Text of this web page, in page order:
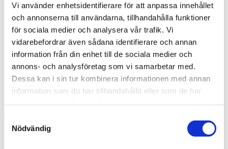
Vi använder enhetsidentifierare för att anpassa innehållet
och annonserna till användarna, tillhandahålla funktioner
för sociala medier och analysera vår trafik. Vi
vidarebefordrar även sådana identifierare och annan
information från din enhet till de sociala medier och
annons- och analysföretag som vi samarbetar med.
Dessa kan i sin tur kombinera informationen med annan
information som du har tillhandahållit eller som de har
Nödvändig
Registreringsbevis
Bolagstyrningsrapporter
Riktlinjer för ersättning
Ledningsgrupp
Styrelse
Valberedning
Pressmeddelanden
Kontakt
2021-03-18